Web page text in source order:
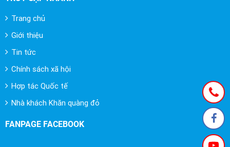
Trang chủ
Giới thiệu
Tin tức
Chính sách xã hội
Hợp tác Quốc tế
Nhà khách Khăn quàng đỏ
FANPAGE FACEBOOK